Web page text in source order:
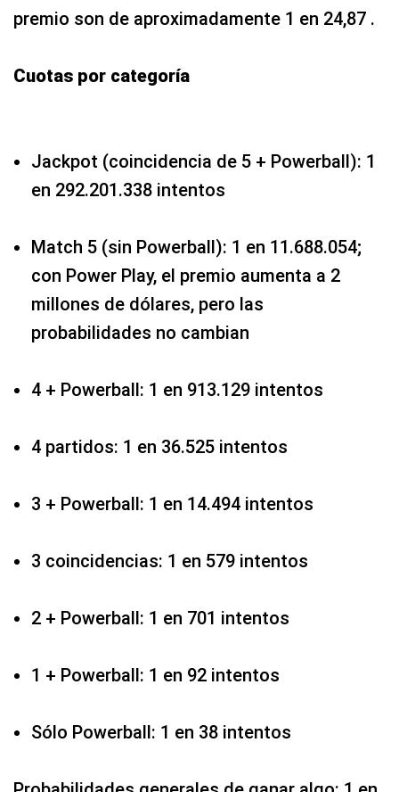
premio son de aproximadamente 1 en 24,87 .
Cuotas por categoría
Jackpot (coincidencia de 5 + Powerball): 1
en 292.201.338 intentos
Match 5 (sin Powerball): 1 en 11.688.054;
con Power Play, el premio aumenta a 2
millones de dólares, pero las
probabilidades no cambian
4 + Powerball: 1 en 913.129 intentos
4 partidos: 1 en 36.525 intentos
3 + Powerball: 1 en 14.494 intentos
3 coincidencias: 1 en 579 intentos
2 + Powerball: 1 en 701 intentos
1 + Powerball: 1 en 92 intentos
Sólo Powerball: 1 en 38 intentos